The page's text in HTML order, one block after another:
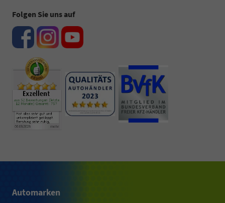
Folgen Sie uns auf
Automarken